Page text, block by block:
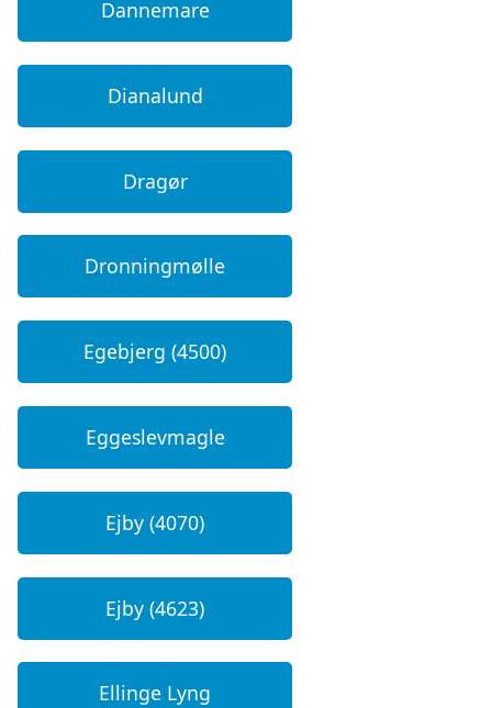
Dannemare
Dianalund
Dragør
Dronningmølle
Egebjerg (4500)
Eggeslevmagle
Ejby (4070)
Ejby (4623)
Ellinge Lyng